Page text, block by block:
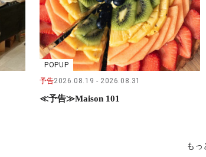
POPUP
予告2026.08.19 2026.08.31
≪予告≫Maison 101
もっ